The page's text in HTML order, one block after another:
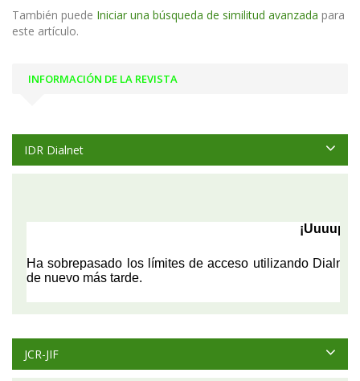
También puede Iniciar una búsqueda de similitud avanzada para
este artículo.
INFORMACIÓN DE LA REVISTA
IDR Dialnet
JCR-JIF